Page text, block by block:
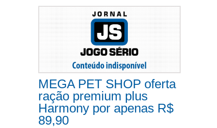
MEGA PET SHOP oferta
ração premium plus
Harmony por apenas R$
89,90